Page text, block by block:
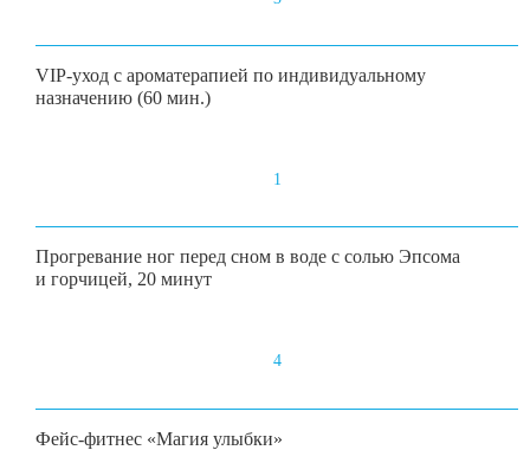
VIP-уход с ароматерапией по индивидуальному
назначению (60 мин.)
1
Прогревание ног перед сном в воде с солью Эпсома
и горчицей, 20 минут
4
Фейс-фитнес «Магия улыбки»